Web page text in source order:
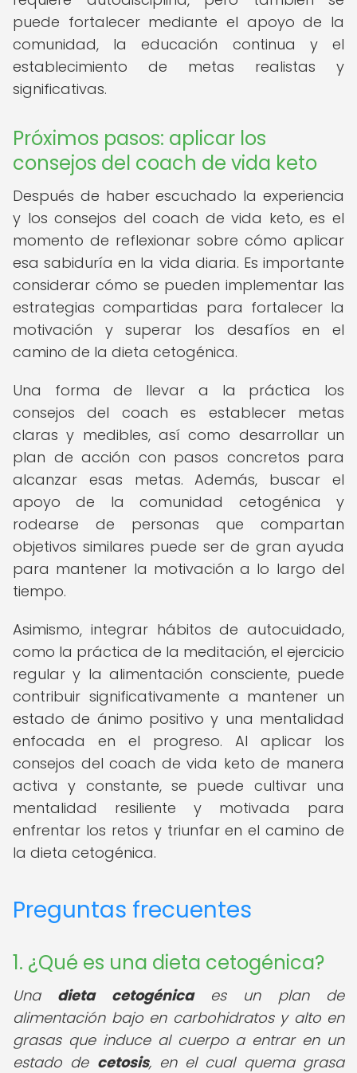
puede fortalecer mediante el apoyo de la
comunidad, la educación continua y el
establecimiento de metas realistas y
significativas.
Próximos pasos: aplicar los
consejos del coach de vida keto
Después de haber escuchado la experiencia
y los consejos del coach de vida keto, es el
momento de reflexionar sobre cómo aplicar
esa sabiduría en la vida diaria. Es importante
considerar cómo se pueden implementar las
estrategias compartidas para fortalecer la
motivación y superar los desafíos en el
camino de la dieta cetogénica.
Una forma de llevar a la práctica los
consejos del coach es establecer metas
claras y medibles, así como desarrollar un
plan de acción con pasos concretos para
alcanzar esas metas. Además, buscar el
apoyo de la comunidad cetogénica y
rodearse de personas que compartan
objetivos similares puede ser de gran ayuda
para mantener la motivación a lo largo del
tiempo.
Asimismo, integrar hábitos de autocuidado,
como la práctica de la meditación, el ejercicio
regular y la alimentación consciente, puede
contribuir significativamente a mantener un
estado de ánimo positivo y una mentalidad
enfocada en el progreso. Al aplicar los
consejos del coach de vida keto de manera
activa y constante, se puede cultivar una
mentalidad resiliente y motivada para
enfrentar los retos y triunfar en el camino de
la dieta cetogénica.
Preguntas frecuentes
1. ¿Qué es una dieta cetogénica?
Una dieta cetogénicaes un plan de
alimentación bajo en carbohidratos y alto en
grasas que induce al cuerpo a entrar en un
estado de cetosis, en el cual quema grasa